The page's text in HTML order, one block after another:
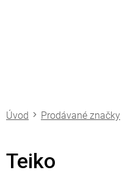
Prodávané značky
Teiko